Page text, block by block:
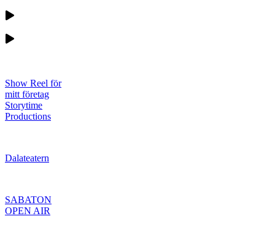
Show Reel för
mitt företag
Storytime
Productions
Dalateatern
SABATON
OPEN AIR